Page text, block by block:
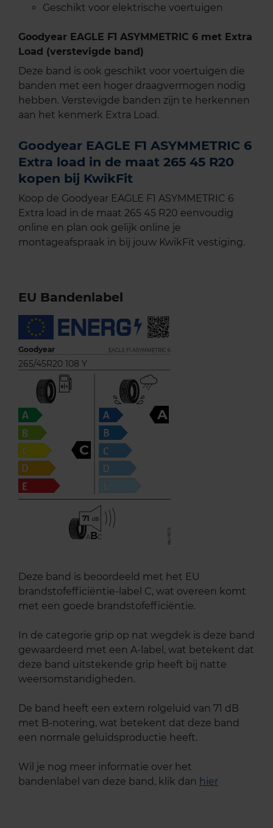
Geschikt voor elektrische voertuigen
Goodyear EAGLE F1 ASYMMETRIC 6 met Extra
Load (verstevigde band)
Deze band is ook geschikt voor voertuigen die
banden met een hoger draagvermogen nodig
hebben. Verstevigde banden zijn te herkennen
aan het kenmerk Extra Load.
Goodyear EAGLE F1 ASYMMETRIC 6
Extra load in de maat 265 45 R20
kopen bij KwikFit
Koop de Goodyear EAGLE F1 ASYMMETRIC 6
Extra load in de maat 265 45 R20 eenvoudig
online en plan ook gelijk online je
montageafspraak in bij jouw KwikFit vestiging.
EU Bandenlabel
Goodyear EAGLE F1 ASYMMETRIC 6
265/45R20 108 Y
C
A
71
ABC
Deze band is beoordeeld met het EU
brandstofefficiëntie-label C, wat overeen komt
met een goede brandstofefficiëntie.
In de categorie grip op nat wegdek is deze band
gewaardeerd met een A-label, wat betekent dat
deze band uitstekende grip heeft bij natte
weersomstandigheden.
De band heeft een extern rolgeluid van 71 dB
met B-notering, wat betekent dat deze band
een normale geluidsproductie heeft.
Wil je nog meer informatie over het
bandenlabel van deze band, klik dan hier